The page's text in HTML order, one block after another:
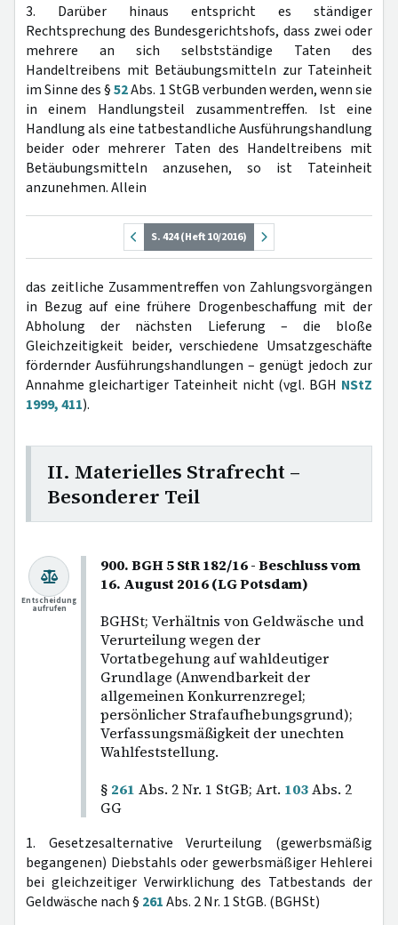
3. Darüber hinaus entspricht es ständiger
Rechtsprechung des Bundesgerichtshofs, dass zwei oder
mehrere an sich selbstständige Taten des
Handeltreibens mit Betäubungsmitteln zur Tateinheit
im Sinne des §52Abs. 1 StGB verbunden werden, wenn sie
in einem Handlungsteil zusammentreffen. Ist eine
Handlung als eine tatbestandliche Ausführungshandlung
beider oder mehrerer Taten des Handeltreibens mit
Betäubungsmitteln anzusehen, so ist Tateinheit
anzunehmen. Allein
S. 424 (Heft 10/2016)
das zeitliche Zusammentreffen von Zahlungsvorgängen
in Bezug auf eine frühere Drogenbeschaffung mit der
Abholung der nächsten Lieferung – die bloße
Gleichzeitigkeit beider, verschiedene Umsatzgeschäfte
fördernder Ausführungshandlungen – genügt jedoch zur
Annahme gleichartiger Tateinheit nicht (vgl. BGH NStZ
1999, 411).
II. Materielles Strafrecht –
Besonderer Teil
900. BGH 5 StR 182/16 - Beschluss vom
16. August 2016 (LG Potsdam)
BGHSt; Verhältnis von Geldwäsche und
Verurteilung wegen der
Vortatbegehung auf wahldeutiger
Grundlage (Anwendbarkeit der
allgemeinen Konkurrenzregel;
persönlicher Strafaufhebungsgrund);
Verfassungsmäßigkeit der unechten
Wahlfeststellung.
§ 261 Abs. 2 Nr. 1 StGB; Art. 103Abs. 2
GG
Entscheidung
aufrufen
1. Gesetzesalternative Verurteilung (gewerbsmäßig
begangenen) Diebstahls oder gewerbsmäßiger Hehlerei
bei gleichzeitiger Verwirklichung des Tatbestands der
Geldwäsche nach § 261Abs. 2 Nr. 1 StGB. (BGHSt)